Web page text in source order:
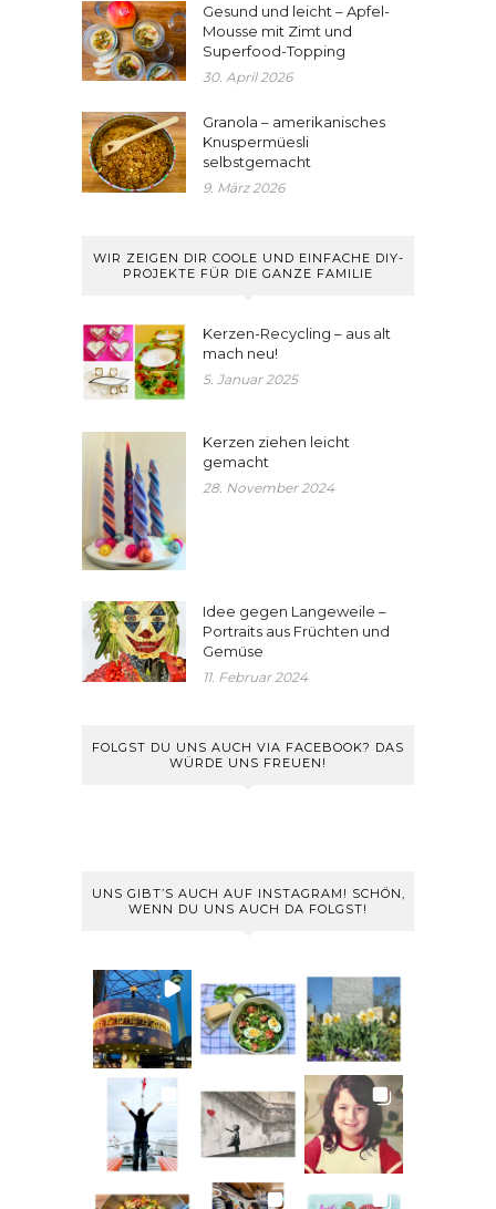
Gesund und leicht – Apfel-
Mousse mit Zimt und
Superfood-Topping
30. April 2026
Granola – amerikanisches
Knuspermüesli
selbstgemacht
9. März 2026
WIR ZEIGEN DIR COOLE UND EINFACHE DIY-
PROJEKTE FÜR DIE GANZE FAMILIE
Kerzen-Recycling – aus alt
mach neu!
5. Januar 2025
Kerzen ziehen leicht
gemacht
28. November 2024
Idee gegen Langeweile –
Portraits aus Früchten und
Gemüse
11. Februar 2024
FOLGST DU UNS AUCH VIA FACEBOOK? DAS
WÜRDE UNS FREUEN!
UNS GIBT’S AUCH AUF INSTAGRAM! SCHÖN,
WENN DU UNS AUCH DA FOLGST!